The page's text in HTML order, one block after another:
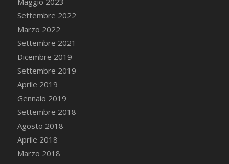
Settembre 2022
Marzo 2022
Settembre 2021
Dicembre 2019
Settembre 2019
Aprile 2019
Gennaio 2019
Settembre 2018
Agosto 2018
Aprile 2018
Marzo 2018